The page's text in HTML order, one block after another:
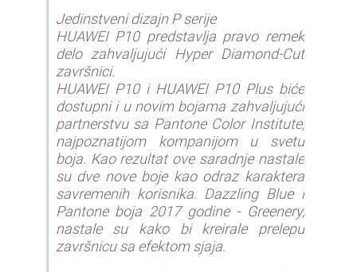
Jedinstveni dizajn P serije
HUAWEI P10 predstavlja pravo remek
delo zahvaljujući Hyper Diamond-Cut
završnici.
HUAWEI P10 i HUAWEI P10 Plus biće
dostupni i u novim bojama zahvaljujući
partnerstvu sa Pantone Color Institute,
najpoznatijom kompanijom u svetu
boja. Kao rezultat ove saradnje nastale
su dve nove boje kao odraz karaktera
savremenih korisnika. Dazzling Blue i
Pantone boja 2017 godine - Greenery,
nastale su kako bi kreirale prelepu
završnicu sa efektom sjaja.